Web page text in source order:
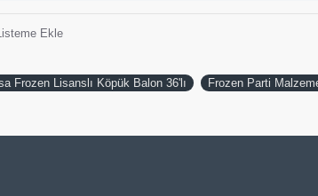
Ekle
Frozen Lisanslı Köpük Balon 36'lı Frozen Parti